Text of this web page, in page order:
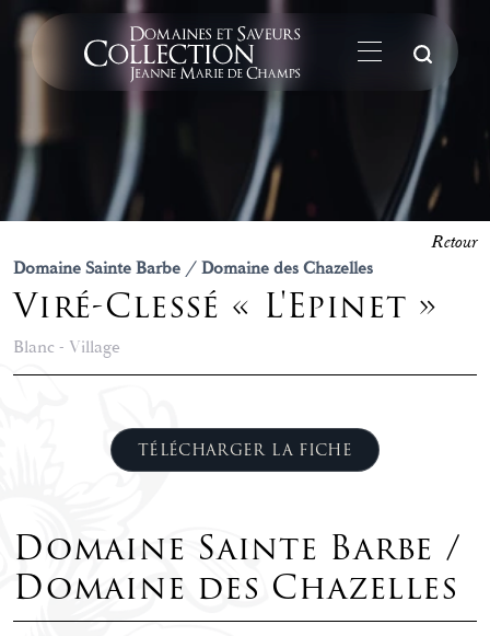
Domaine Sainte Barbe / Domaine des Chazelles
Viré-Clessé « L'Epinet »
Blanc - Village
Retour
TÉLÉCHARGER LA FICHE
Domaine Sainte Barbe /
Domaine des Chazelles